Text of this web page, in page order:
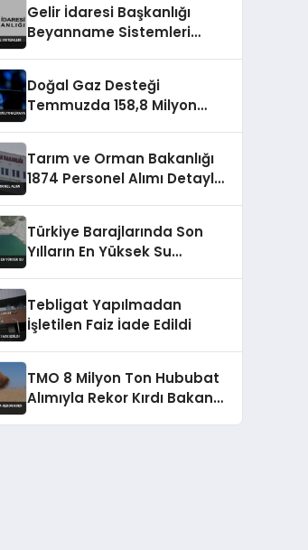
Gelir İdaresi Başkanlığı
Beyanname Sistemleri
Doğal Gaz Desteği
Temmuzda 158,8 Milyon
Tarım ve Orman Bakanlığı
1874 Personel Alımı Detayları
Türkiye Barajlarında Son
Yılların En Yüksek Su
Tebligat Yapılmadan
İşletilen Faiz İade Edildi
TMO 8 Milyon Ton Hububat
Alımıyla Rekor Kırdı Bakan